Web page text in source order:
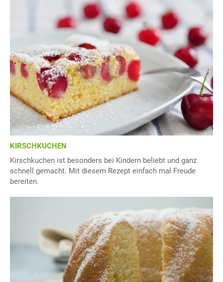
KIRSCHKUCHEN
Kirschkuchen ist besonders bei Kindern beliebt und ganz
schnell gemacht. Mit diesem Rezept einfach mal Freude
bereiten.